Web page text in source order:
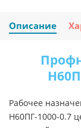
Описание
Рабочее
Н60ПГ-1000-0.7